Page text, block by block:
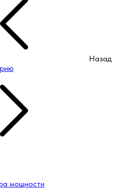
Назад
мощности